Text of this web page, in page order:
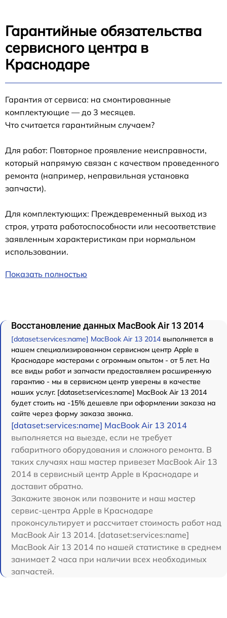
Гарантийные обязательства
сервисного центра в
Краснодаре
Гарантия от сервиса: на смонтированные
комплектующие — до 3 месяцев.
Что считается гарантийным случаем?
Для работ: Повторное проявление неисправности,
который напрямую связан с качеством проведенного
ремонта (например, неправильная установка
запчасти).
Для комплектующих: Преждевременный выход из
строя, утрата работоспособности или несоответствие
заявленным характеристикам при нормальном
использовании.
Показать полностью
Восстановление данных MacBook Air 13 2014
[dataset:services:name] MacBook Air 13 2014 выполняется в
нашем специализированном сервисном центр Apple в
Краснодаре мастерами с огромным опытом - от 5 лет. На
все виды работ и запчасти предоставляем расширенную
гарантию - мы в сервисном центр уверены в качестве
наших услуг. [dataset:services:name] MacBook Air 13 2014
будет стоить на -15% дешевле при оформлении заказа на
сайте через форму заказа звонка.
[dataset:services:name] MacBook Air 13 2014
выполняется на выезде, если не требует
габаритного оборудования и сложного ремонта. В
таких случаях наш мастер привезет MacBook Air 13
2014 в сервисный центр Apple в Краснодаре и
доставит обратно.
Закажите звонок или позвоните и наш мастер
сервис-центра Apple в Краснодаре
проконсультирует и рассчитает стоимость работ над
MacBook Air 13 2014. [dataset:services:name]
MacBook Air 13 2014 по нашей статистике в среднем
занимает 2 часа при наличии всех необходимых
запчастей.